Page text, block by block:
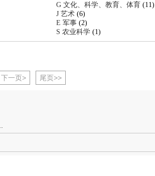
G 文化、科学、教育、体育 (11)
J 艺术 (6)
E 军事 (2)
S 农业科学 (1)
下一页> 尾页>>